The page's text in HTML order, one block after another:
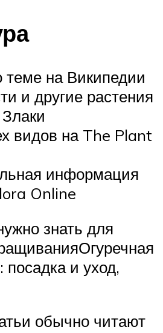
теме на Википедии
и другие растения
видов на The Plant
информация
Online
знать для
посадка и уход,
обычно читают